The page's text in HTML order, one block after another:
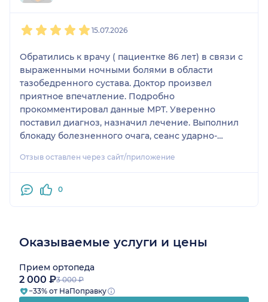
15.07.2026
Обратились к врачу ( пациентке 86 лет) в связи с
выраженными ночными болями в области
тазобедренного сустава. Доктор произвел
приятное впечатление. Подробно
прокомментировал данные МРТ. Уверенно
поставил диагноз, назначил лечение. Выполнил
блокаду болезненного очага, сеанс ударно-
эффект..
Отзыв оставлен через сайт/приложение
0
Оказываемые услуги и цены
Прием ортопеда
2 000 ₽3 000 ₽
−33% от НаПоправку